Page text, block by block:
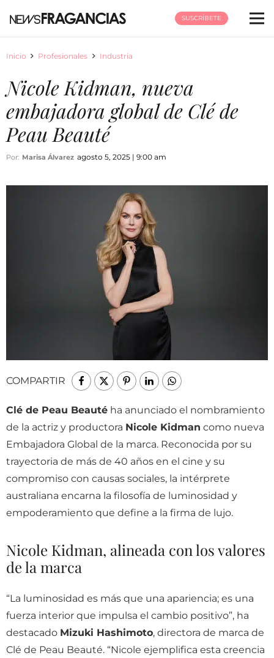
SUSCRÍBETE
Inicio Profesionales Industria
Nicole Kidman, nueva
embajadora global de Clé de
Peau Beauté
Por: Marisa Álvarez agosto 5, 2025 | 9:00 am
COMPARTIR
Clé de Peau Beauté ha anunciado el nombramiento
de la actriz y productora Nicole Kidman como nueva
Embajadora Global de la marca. Reconocida por su
trayectoria de más de 40 años en el cine y su
compromiso con causas sociales, la intérprete
australiana encarna la filosofía de luminosidad y
empoderamiento que define a la firma de lujo.
Nicole Kidman, alineada con los valores
de la marca
“La luminosidad es más que una apariencia; es una
fuerza interior que impulsa el cambio positivo”, ha
destacado Mizuki Hashimoto, directora de marca de
Clé de Peau Beauté. “Nicole ejemplifica esta creencia